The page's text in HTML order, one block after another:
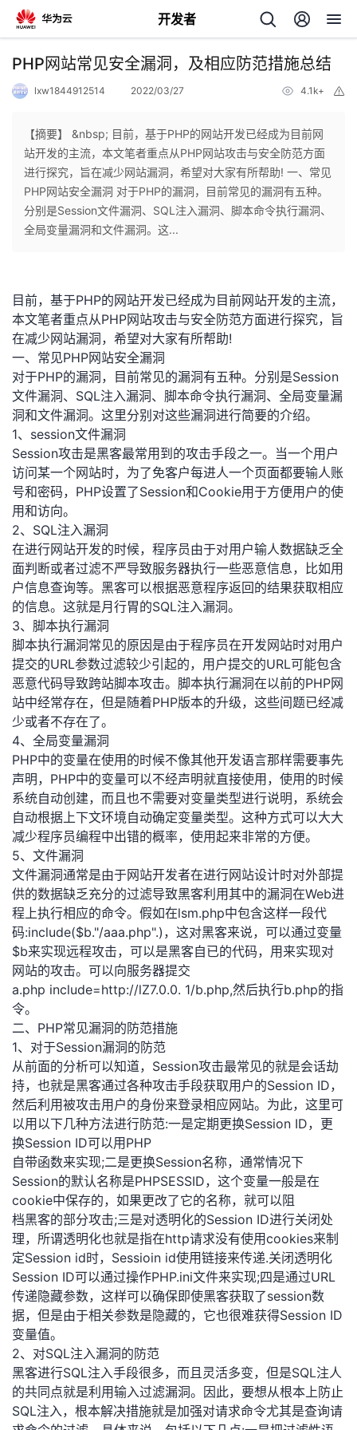
开发者
返
个
人
页
我
开
发
者
我
的
博
客
我
的
论
坛
我
的
圈
子
我
的
直
播
我
的
活
动
我
的
关
注
我
的
发
者
堂
我
的
程
我
认
证
的
实
验
我
的
收
藏
我
的
Programs
我
的
支
我
技
支
持
的
声
建
议
PHP网站常见安全漏洞，及相应防范措施总结
lxw1844912514 2022/03/27 4.1k+
【摘要】 &nbsp; 目前，基于PHP的网站开发已经成为目前网
站开发的主流，本文笔者重点从PHP网站攻击与安全防范方面
进行探究，旨在减少网站漏洞，希望对大家有所帮助! 一、常见
PHP网站安全漏洞 对于PHP的漏洞，目前常见的漏洞有五种。
分别是Session文件漏洞、SQL注入漏洞、脚本命令执行漏洞、
全局变量漏洞和文件漏洞。这...
目前，基于PHP的网站开发已经成为目前网站开发的主流，
本文笔者重点从PHP网站攻击与安全防范方面进行探究，旨
在减少网站漏洞，希望对大家有所帮助!
一、常见PHP网站安全漏洞
对于PHP的漏洞，目前常见的漏洞有五种。分别是Session
文件漏洞、SQL注入漏洞、脚本命令执行漏洞、全局变量漏
洞和文件漏洞。这里分别对这些漏洞进行简要的介绍。
1、session文件漏洞
Session攻击是黑客最常用到的攻击手段之一。当一个用户
访问某一个网站时，为了免客户每进人一个页面都要输人账
号和密码，PHP设置了Session和Cookie用于方便用户的使
用和访向。
2、SQL注入漏洞
在进行网站开发的时候，程序员由于对用户输人数据缺乏全
面判断或者过滤不严导致服务器执行一些恶意信息，比如用
户信息查询等。黑客可以根据恶意程序返回的结果获取相应
的信息。这就是月行胃的SQL注入漏洞。
3、脚本执行漏洞
脚本执行漏洞常见的原因是由于程序员在开发网站时对用户
提交的URL参数过滤较少引起的，用户提交的URL可能包含
恶意代码导致跨站脚本攻击。脚本执行漏洞在以前的PHP网
站中经常存在，但是随着PHP版本的升级，这些间题已经减
少或者不存在了。
4、全局变量漏洞
PHP中的变量在使用的时候不像其他开发语言那样需要事先
声明，PHP中的变量可以不经声明就直接使用，使用的时候
系统自动创建，而且也不需要对变量类型进行说明，系统会
自动根据上下文环境自动确定变量类型。这种方式可以大大
减少程序员编程中出错的概率，使用起来非常的方便。
5、文件漏洞
文件漏洞通常是由于网站开发者在进行网站设计时对外部提
供的数据缺乏充分的过滤导致黑客利用其中的漏洞在Web进
程上执行相应的命令。假如在lsm.php中包含这样一段代
码:include($b."/aaa.php".)，这对黑客来说，可以通过变量
$b来实现远程攻击，可以是黑客自已的代码，用来实现对
网站的攻击。可以向服务器提交
a.php include=http://lZ7.0.0. 1/b.php,然后执行b.php的指
令。
二、PHP常见漏洞的防范措施
1、对于Session漏洞的防范
从前面的分析可以知道，Session攻击最常见的就是会话劫
持，也就是黑客通过各种攻击手段获取用户的Session ID，
然后利用被攻击用户的身份来登录相应网站。为此，这里可
以用以下几种方法进行防范:一是定期更换Session ID，更
换Session ID可以用PHP
自带函数来实现;二是更换Session名称，通常情况下
Session的默认名称是PHPSESSID，这个变量一般是在
cookie中保存的，如果更改了它的名称，就可以阻
档黑客的部分攻击;三是对透明化的Session ID进行关闭处
理，所谓透明化也就是指在http请求没有使用cookies来制
定Session id时，Sessioin id使用链接来传递.关闭透明化
Session ID可以通过操作PHP.ini文件来实现;四是通过URL
传递隐藏参数，这样可以确保即使黑客获取了session数
据，但是由于相关参数是隐藏的，它也很难获得Session ID
变量值。
2、对SQL注入漏洞的防范
黑客进行SQL注入手段很多，而且灵活多变，但是SQL注人
的共同点就是利用输入过滤漏洞。因此，要想从根本上防止
SQL注入，根本解决措施就是加强对请求命令尤其是查询请